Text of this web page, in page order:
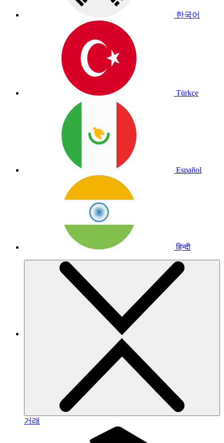
한국어
Türkçe
Español
हिन्दी
거래